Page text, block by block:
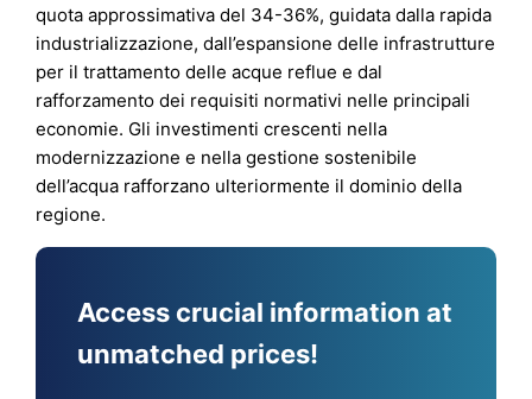
quota approssimativa del 34-36%, guidata dalla rapida
industrializzazione, dall’espansione delle infrastrutture
per il trattamento delle acque reflue e dal
rafforzamento dei requisiti normativi nelle principali
economie. Gli investimenti crescenti nella
modernizzazione e nella gestione sostenibile
dell’acqua rafforzano ulteriormente il dominio della
regione.
Access crucial information at
unmatched prices!